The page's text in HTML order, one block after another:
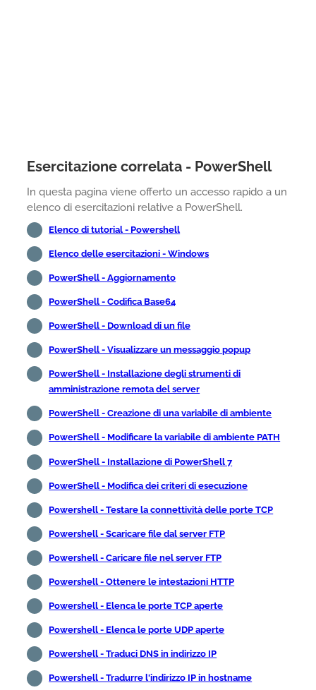
Esercitazione correlata - PowerShell
In questa pagina viene offerto un accesso rapido a un
elenco di esercitazioni relative a PowerShell.
Elenco di tutorial - Powershell
Elenco delle esercitazioni - Windows
PowerShell - Aggiornamento
PowerShell - Codifica Base64
PowerShell - Download di un file
PowerShell - Visualizzare un messaggio popup
PowerShell - Installazione degli strumenti di
amministrazione remota del server
PowerShell - Creazione di una variabile di ambiente
PowerShell - Modificare la variabile di ambiente PATH
PowerShell - Installazione di PowerShell 7
PowerShell - Modifica dei criteri di esecuzione
Powershell - Testare la connettività delle porte TCP
Powershell - Scaricare file dal server FTP
Powershell - Caricare file nel server FTP
Powershell - Ottenere le intestazioni HTTP
Powershell - Elenca le porte TCP aperte
Powershell - Elenca le porte UDP aperte
Powershell - Traduci DNS in indirizzo IP
Powershell - Tradurre l'indirizzo IP in hostname